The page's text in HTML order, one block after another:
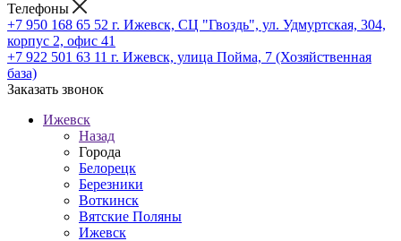
Телефоны
+7 950 168 65 52 г. Ижевск, СЦ "Гвоздь", ул. Удмуртская, 304,
корпус 2, офис 41
+7 922 501 63 11 г. Ижевск, улица Пойма, 7 (Хозяйственная
база)
Заказать звонок
Ижевск
Назад
Города
Белорецк
Березники
Воткинск
Вятские Поляны
Ижевск